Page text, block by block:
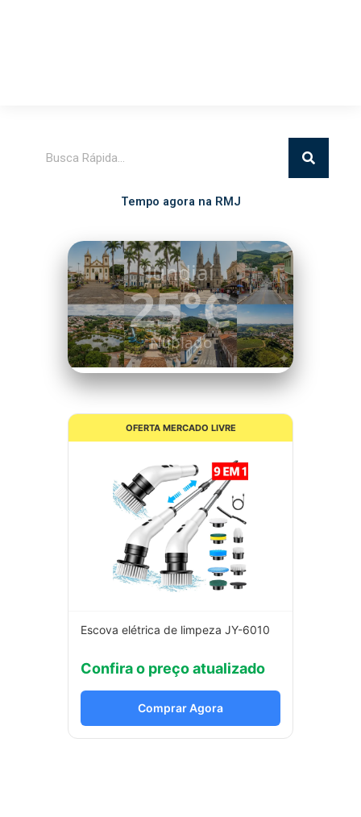
Tempo agora na RMJ
Itatiba
25°C
Nublado
OFERTA MERCADO LIVRE
Escova elétrica de limpeza JY-6010
Confira o preço atualizado
Comprar Agora